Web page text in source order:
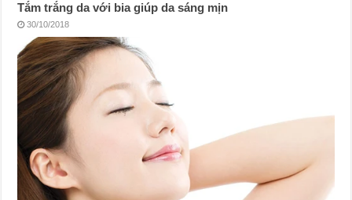
Tắm trắng da với bia giúp da sáng mịn
30/10/2018